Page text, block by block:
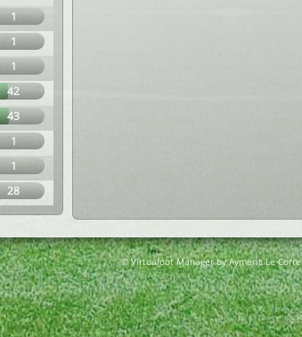
1
1
1
42
43
1
1
28
© Virtuafoot Manager by Aymeric Le Corre